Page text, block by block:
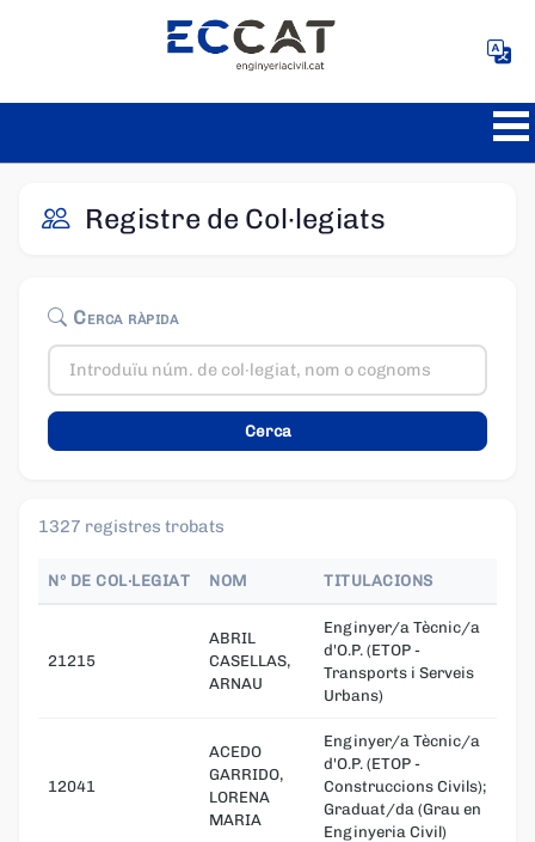
Registre de Col·legiats
Cerca ràpida
1327 registres trobats
Nº DE COL·LEGIAT NOM TITULACIONS
21215
ABRIL
CASELLAS,
ARNAU
Enginyer/a Tècnic/a
d'O.P. (ETOP -
Transports i Serveis
Urbans)
12041
ACEDO
GARRIDO,
LORENA
MARIA
Enginyer/a Tècnic/a
d'O.P. (ETOP -
Construccions Civils);
Graduat/da (Grau en
Enginyeria Civil)